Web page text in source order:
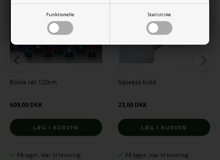
Funktionelle Statistiske
Boble rør 120cm
609,00 DKK
På lager, klar til levering
Squeeze bold
23,00 DKK
På lager, klar til levering